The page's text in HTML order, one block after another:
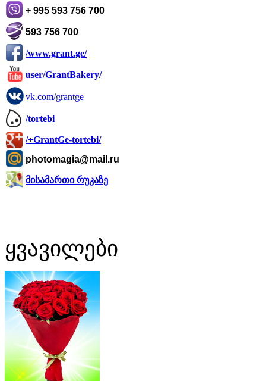
+ 995 593 756 700
593 756 700
/www.grant.ge/
user/GrantBakery/
vk.com/grantge
/tortebi
/+GrantGe-tortebi/
photomagia@mail.ru
მისამართი რუკაზე
ყვავილები